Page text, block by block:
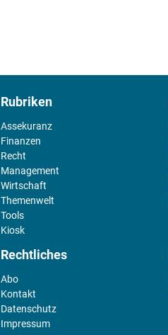
Rubriken
Assekuranz
Finanzen
Recht
Management
Wirtschaft
Themenwelt
Tools
Kiosk
Rechtliches
Abo
Kontakt
Datenschutz
Impressum